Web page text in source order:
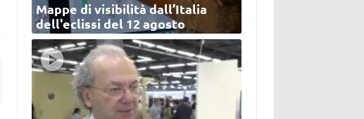
Mappe di visibilità dall’Italia
dell'eclissi del 12 agosto